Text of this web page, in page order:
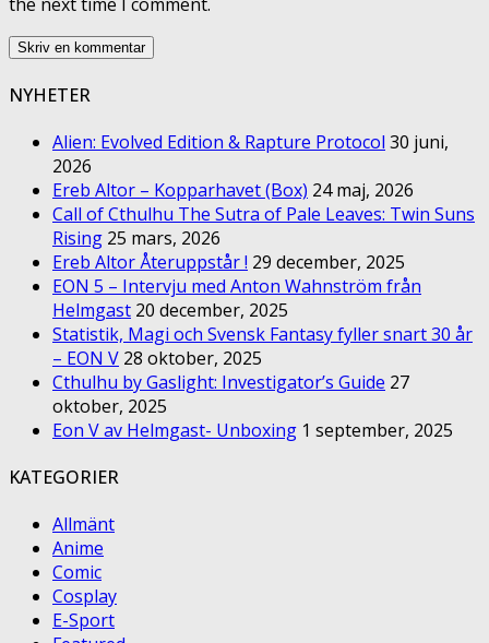
NYHETER
Alien: Evolved Edition & Rapture Protocol 30 juni,
2026
Ereb Altor – Kopparhavet (Box) 24 maj, 2026
Call of Cthulhu The Sutra of Pale Leaves: Twin Suns
Rising 25 mars, 2026
Ereb Altor Återuppstår ! 29 december, 2025
EON 5 – Intervju med Anton Wahnström från
Helmgast 20 december, 2025
Statistik, Magi och Svensk Fantasy fyller snart 30 år
– EON V 28 oktober, 2025
Cthulhu by Gaslight: Investigator’s Guide 27
oktober, 2025
Eon V av Helmgast- Unboxing 1 september, 2025
KATEGORIER
Allmänt
Anime
Comic
Cosplay
E-Sport